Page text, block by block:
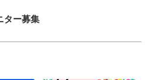
ター募集